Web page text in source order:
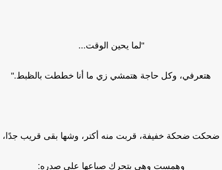
"لما يحين الوقت...
هتعرفي، وكل حاجة هتمشي زي ما أنا خططت بالظبط."
ضحكة خفيفة، قربت منه أكتر، وشها بقى قريب جدًا،
وهمست وهي بتحرك صباعها على صدره: